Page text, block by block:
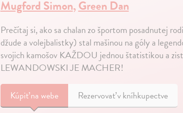
Mugford Simon,Green Dan
Prečítaj si, ako sa chalan zo športom posadnutej
džude a volejbalistky) stal mašinou na góly a
svojich kamošov KAŽDOU jednou štatistikou a
LEWANDOWSKI JE MACHER!
Kúpiťna webe Rezervovať v kníhkupectve